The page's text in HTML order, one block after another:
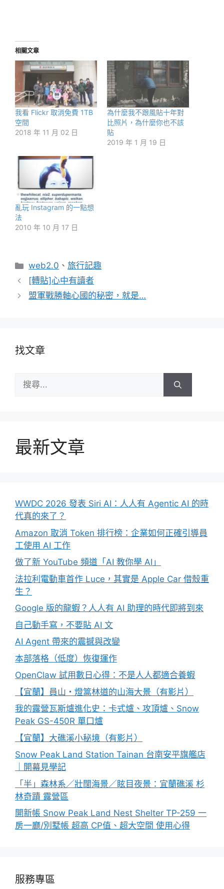
相關文章
我看 Flickr 取消免費 1TB
空間
2018 年 11 月 02 日
為什麼我不跟風貼十年對
比照片，為什麼你也不該
貼
2019 年 1 月 19 日
亂玩 Instagram 的一點想
法
2010 年 10 月 17 日
分
類
web2.0 、旅行記趣
[轉貼]心中有讀者
盟軍戰勝軸心國的秘密，就是…
找文章
尋:
最新文章
WWDC 2026 發表 Siri AI：人人有 Agentic AI 的時
代真的來了？
Amazon 取消 Token 排行榜：企業如何正確引導員
工使用 AI 工作
做了新 YouTube 頻道「AI 教你學 AI」
法拉利電動車首作 Luce，其實是 Apple Car 借殼重
生？
Google 版的龍蝦？人人有 AI 助理的時代即將到來
自己動手寫，不要貼 AI 文
AI Agent 帶來的震撼與改變
本部落格（低度）恢復運作
OpenClaw 試用數日心得：不是人人都適合養蝦
【宜蘭】員山・燈篙林道的山海大景（有影片）
我的露營瓦斯爐進化史：卡式爐、攻頂爐、Snow
Peak GS-450R 單口爐
【宜蘭】大礁溪小秘境（有影片）
Snow Peak Land Station Tainan 台南安平旗艦店
｜開幕見學記
「半」森林系／壯闊海景／眩目夜景：宜蘭礁溪 杉
林奇蹟 露營區
開新帳 Snow Peak Land Nest Shelter TP-259 一
房一廳/別墅帳 超高 CP值、超大空間 使用心得
服務專區